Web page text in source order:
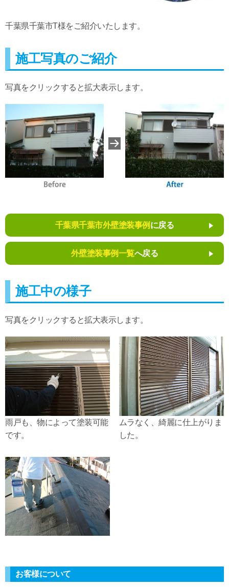
千葉県千葉市T様をご紹介いたします。
施工写真のご紹介
写真をクリックすると拡大表示します。
千葉県千葉市外壁塗装事例 に戻る
外壁塗装事例一覧へ戻る
施工中の様子
写真をクリックすると拡大表示します。
雨戸も、物によって塗装可能
です。
ムラなく、綺麗に仕上がりま
した。
お客様について